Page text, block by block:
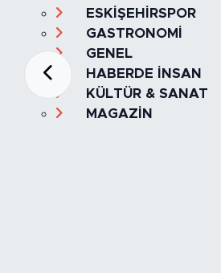
ESKİŞEHİRSPOR
GASTRONOMİ
GENEL
HABERDE İNSAN
KÜLTÜR & SANAT
MAGAZİN